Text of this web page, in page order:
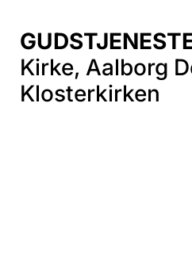
Kirke, Aalborg
Klosterkirken